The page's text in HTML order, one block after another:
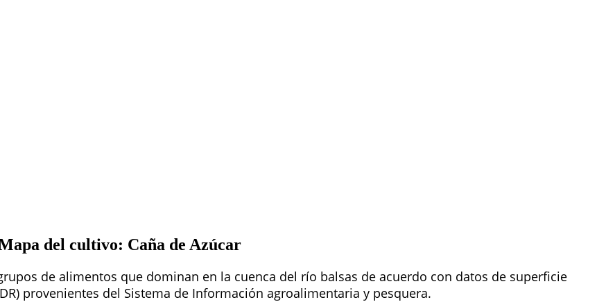
del cultivo: Caña de Azúcar
de alimentos que dominan en la cuenca del río balsas de acuerdo con datos de superficie
provenientes del Sistema de Información agroalimentaria y pesquera.